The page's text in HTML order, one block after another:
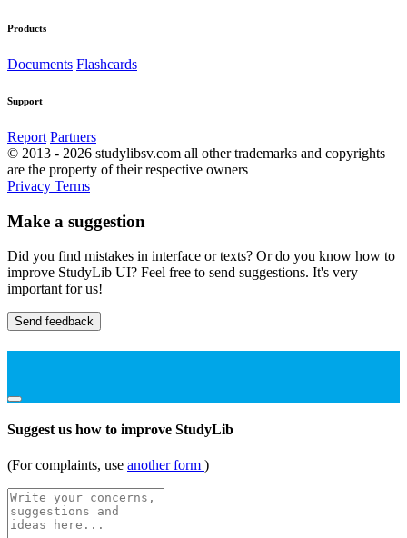
Products
Documents Flashcards
Support
Report Partners
© 2013 - 2026 studylibsv.com all other trademarks and copyrights
are the property of their respective owners
Privacy Terms
Make a suggestion
Did you find mistakes in interface or texts? Or do you know how to
improve StudyLib UI? Feel free to send suggestions. It's very
important for us!
Send feedback
Suggest us how to improve StudyLib
(For complaints, use another form )